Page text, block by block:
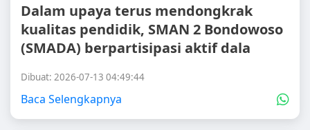
Dalam upaya terus mendongkrak
kualitas pendidik, SMAN 2 Bondowoso
(SMADA) berpartisipasi aktif dala
Dibuat: 2026-07-13 04:49:44
Baca Selengkapnya